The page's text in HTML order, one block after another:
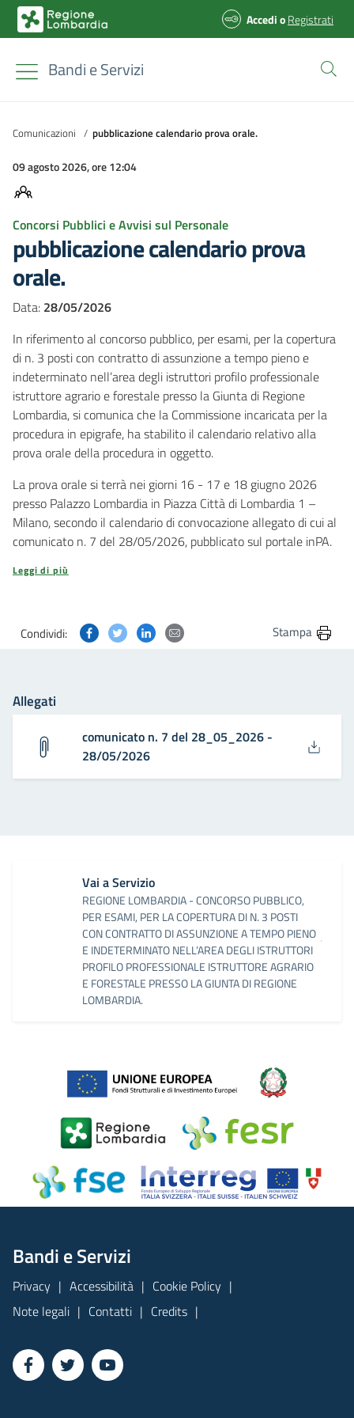
AccedioRegistrati
Bandi e Servizi
Comunicazioni / pubblicazione calendario prova orale.
09 agosto 2026, ore 12:04
Concorsi Pubblici e Avvisi sul Personale
pubblicazione calendario prova
orale.
Data: 28/05/2026
In riferimento al concorso pubblico, per esami, per la copertura
di n. 3 posti con contratto di assunzione a tempo pieno e
indeterminato nell’area degli istruttori profilo professionale
istruttore agrario e forestale presso la Giunta di Regione
Lombardia, si comunica che la Commissione incaricata per la
procedura in epigrafe, ha stabilito il calendario relativo alla
prova orale della procedura in oggetto.
La prova orale si terrà nei giorni 16 - 17 e 18 giugno 2026
presso Palazzo Lombardia in Piazza Città di Lombardia 1 –
Milano, secondo il calendario di convocazione allegato di cui al
comunicato n. 7 del 28/05/2026, pubblicato sul portale inPA.
Leggi di più
Condividi: Condividi questa pagina su Facebook
Condividi questa pagina su Twitter
Condividi questa pagina su Linkedin
Condividi questa pagina via
Stampa
Allegati
comunicato n. 7 del 28_05_2026 -
28/05/2026
Vai a Servizio
REGIONE LOMBARDIA - CONCORSO PUBBLICO,
PER ESAMI, PER LA COPERTURA DI N. 3 POSTI
CON CONTRATTO DI ASSUNZIONE A TEMPO PIENO
E INDETERMINATO NELL’AREA DEGLI ISTRUTTORI
PROFILO PROFESSIONALE ISTRUTTORE AGRARIO
E FORESTALE PRESSO LA GIUNTA DI REGIONE
LOMBARDIA.
Bandi e Servizi
Privacy Accessibilità
Cookie Policy
Note legali
Contatti Credits